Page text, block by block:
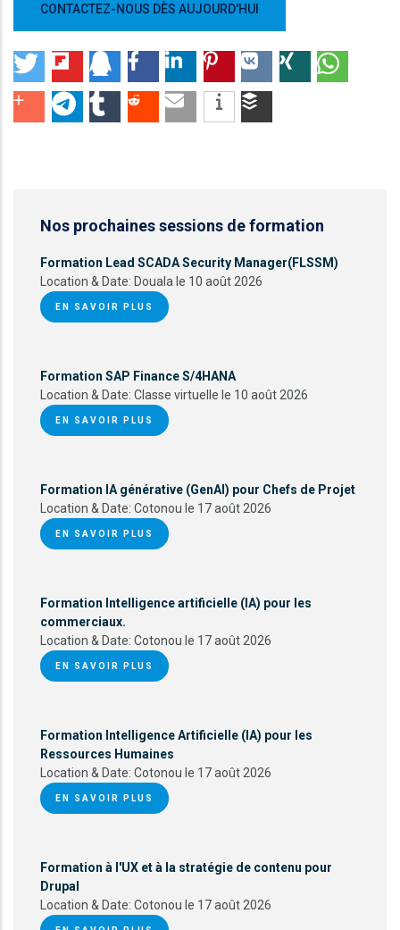
CONTACTEZ-NOUS DÈS AUJOURD'HUI
Nos prochaines sessions de formation
Formation Lead SCADA Security Manager(FLSSM)
Location & Date: Douala le 10 août 2026
EN SAVOIR PLUS
Formation SAP Finance S/4HANA
Location & Date: Classe virtuelle le 10 août 2026
EN SAVOIR PLUS
Formation IA générative (GenAI) pour Chefs de Projet
Location & Date: Cotonou le 17 août 2026
EN SAVOIR PLUS
Formation Intelligence artificielle (IA) pour les
commerciaux.
Location & Date: Cotonou le 17 août 2026
EN SAVOIR PLUS
Formation Intelligence Artificielle (IA) pour les
Ressources Humaines
Location & Date: Cotonou le 17 août 2026
EN SAVOIR PLUS
Formation à l'UX et à la stratégie de contenu pour
Drupal
Location & Date: Cotonou le 17 août 2026